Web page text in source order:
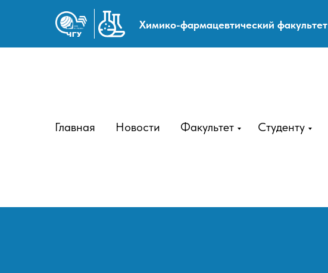
Химико-фармацевтический факультет
Главная Новости Факультет Студенту